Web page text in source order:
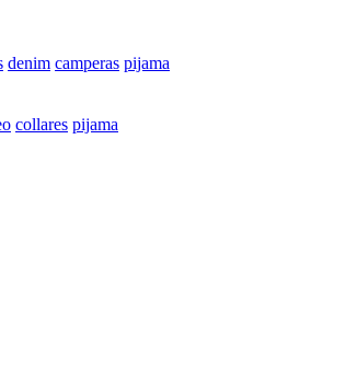
denim camperas pijama
collares pijama